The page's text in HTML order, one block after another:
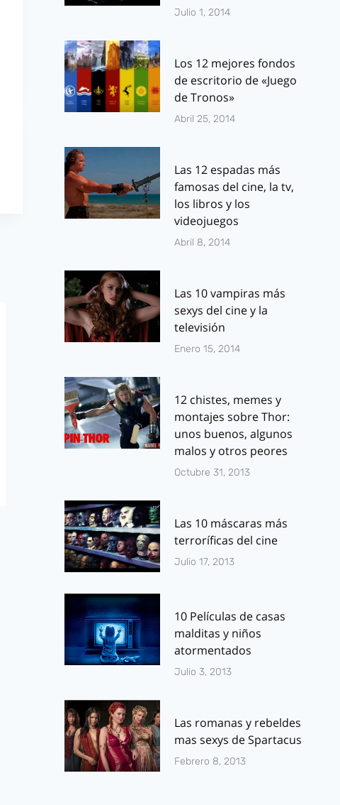
Palmarés de
Motors ganadora
indiscutible
PorJ.J. González Haro
octubre 13, 2012
Batman de
películas?
PorJ.J. González
Julio 1, 2014
Los 12 mejores fondos
de escritorio de «Juego
de Tronos»
Abril 25, 2014
Las 12 espadas más
famosas del cine, la tv,
los libros y los
videojuegos
Abril 8, 2014
Las 10 vampiras más
sexys del cine y la
televisión
Enero 15, 2014
12 chistes, memes y
montajes sobre Thor:
unos buenos, algunos
malos y otros peores
Octubre 31, 2013
Las 10 máscaras más
terroríficas del cine
Julio 17, 2013
10 Películas de casas
malditas y niños
atormentados
Julio 3, 2013
Las romanas y rebeldes
mas sexys de Spartacus
Febrero 8, 2013